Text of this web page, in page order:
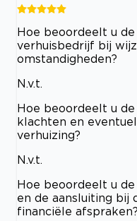
Hoe beoordeelt u
verhuisbedrijf bij
omstandigheden?
N.v.t.
Hoe beoordeelt u
klachten en
verhuizing?
N.v.t.
Hoe beoordeelt u
en de aansluiting bij
financiële afspraken?